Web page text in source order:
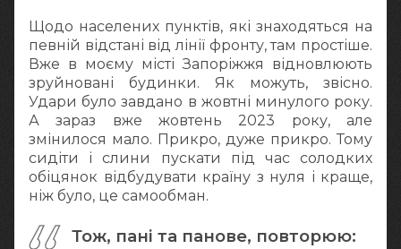
Щодо населених пунктів, які знаходяться на
певній відстані від лінії фронту, там простіше.
Вже в моєму місті Запоріжжя відновлюють
зруйновані будинки. Як можуть, звісно.
Удари було завдано в жовтні минулого року.
А зараз вже жовтень 2023 року, але
змінилося мало. Прикро, дуже прикро. Тому
сидіти і слини пускати під час солодких
обіцянок відбудувати країну з нуля і краще,
ніж було, це самообман.
Тож, пані та панове, повторюю: